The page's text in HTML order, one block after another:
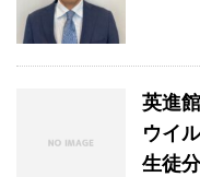
英進
ウイ
生徒